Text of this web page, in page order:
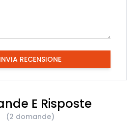
INVIA RECENSIONE
E Risposte
(2 domande)